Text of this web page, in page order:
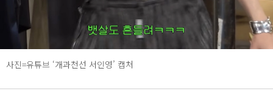
사진=유튜브 ‘개과천선 서인영’ 캡처